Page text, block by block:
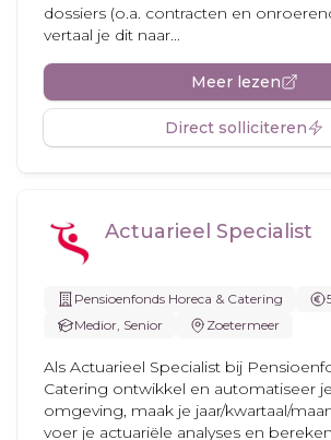
dossiers (o.a. contracten en
vertaal je dit naar...
Meer lezen
Direct solliciteren
Actuarieel Specialist
Pensioenfonds Horeca & Catering
Medior, Senior
Zoetermeer
Als Actuarieel Specialist bij
Catering ontwikkel en automatiseer
omgeving, maak je jaar/kwartaal/
voer je actuariële analyses en